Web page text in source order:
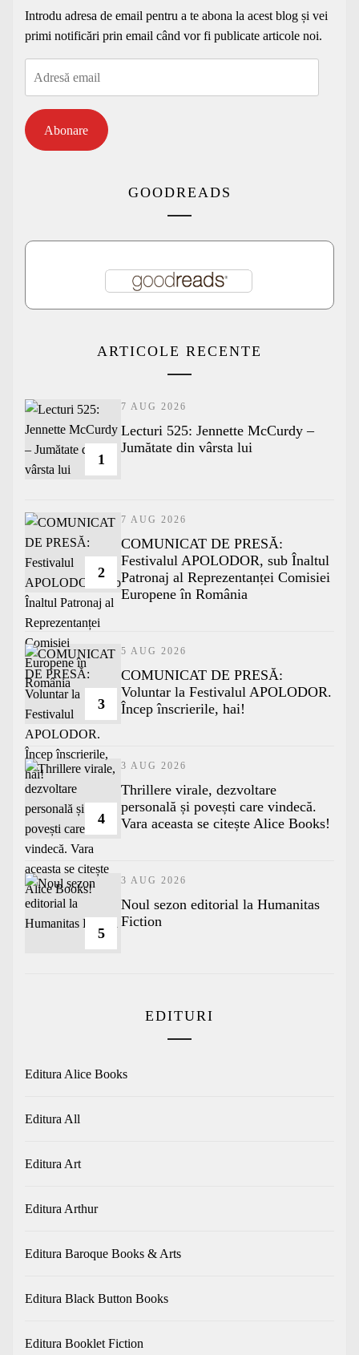
Introdu adresa de email pentru a te abona la acest blog și vei
primi notificări prin email când vor fi publicate articole noi.
Abonare
GOODREADS
ARTICOLE RECENTE
1
7 AUG 2026
Lecturi 525: Jennette McCurdy –
Jumătate din vârsta lui
2
7 AUG 2026
COMUNICAT DE PRESĂ:
Festivalul APOLODOR, sub Înaltul
Patronaj al Reprezentanței Comisiei
Europene în România
3
5 AUG 2026
COMUNICAT DE PRESĂ:
Voluntar la Festivalul APOLODOR.
Încep înscrierile, hai!
4
3 AUG 2026
Thrillere virale, dezvoltare
personală și povești care vindecă.
Vara aceasta se citește Alice Books!
5
3 AUG 2026
​Noul sezon editorial la Humanitas
Fiction
EDITURI
Editura Alice Books
Editura All
Editura Art
Editura Arthur
Editura Baroque Books & Arts
Editura Black Button Books
Editura Booklet Fiction